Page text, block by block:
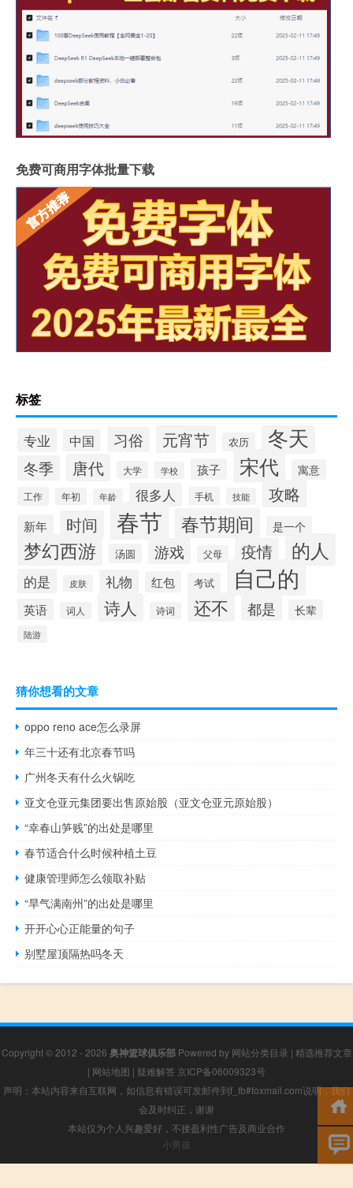
免费可商用字体批量下载
标签
专业 中国 习俗 元宵节 农历 冬天
冬季 唐代 大学 学校 孩子 宋代 寓意
工作 年初 年龄 很多人 手机 技能 攻略
新年 时间 春节 春节期间 是一个
梦幻西游 汤圆 游戏 父母 疫情 的人
的是 皮肤 礼物 红包 考试 自己的
英语 词人 诗人 诗词 还不 都是 长辈
陆游
猜你想看的文章
oppo reno ace怎么录屏
年三十还有北京春节吗
广州冬天有什么火锅吃
亚文仓亚元集团要出售原始股（亚文仓亚元原始股）
“幸春山笋贱”的出处是哪里
春节适合什么时候种植土豆
健康管理师怎么领取补贴
“旱气满南州”的出处是哪里
开开心心正能量的句子
别墅屋顶隔热吗冬天
Copyright © 2012 - 2026 奥神篮球俱乐部Powered by 网站分类目录 | 精选推荐文章
| 网站地图 | 疑难解答 京ICP备06009323号
声明：本站内容来自互联网，如信息有错误可发邮件到f_fb#foxmail.com说明，我们
会及时纠正，谢谢
本站仅为个人兴趣爱好，不接盈利性广告及商业合作
小男孩